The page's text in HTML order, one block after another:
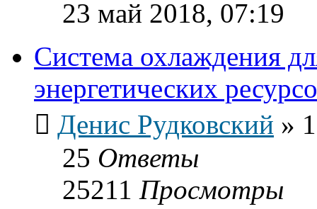
23 май 2018, 07:19
Система охлаждения
энергетических
Денис Рудковский »
25 Ответы
25211 Просмотры